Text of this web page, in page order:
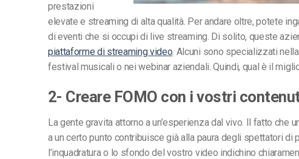
prestazioni
elevate e streaming di alta qualità. Per andare oltre, potete
di eventi che si occupi di live streaming. Di solito, queste
piattaforme di streaming video. Alcuni sono specializzati
festival musicali o nei webinar aziendali. Quindi, qual è il
2- Creare FOMO con i vostri
La gente gravita attorno a un’esperienza dal vivo. Il fatto che
a un certo punto contribuisce già alla paura degli spettatori di
l’inquadratura o lo sfondo del vostro video indichino